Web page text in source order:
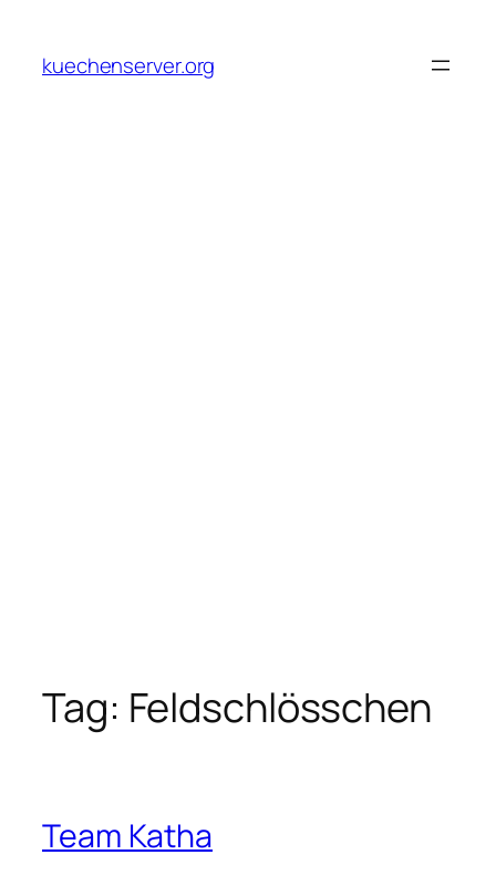
content
kuechenserver.org
Tag: Feldschlösschen
Team Katha